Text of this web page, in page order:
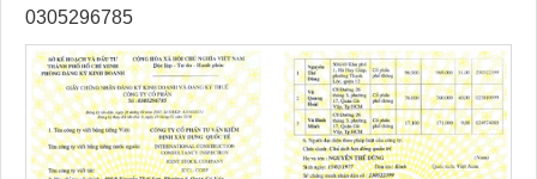
0305296785